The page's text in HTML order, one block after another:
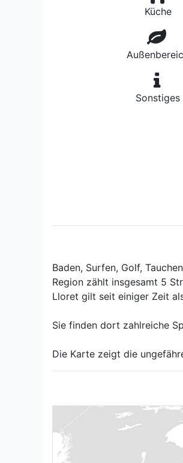
Küche
Sonstiges
Baden, Surfen, Golf,
Region zählt insgesamt 5
Lloret gilt seit einiger Zeit
Sie finden dort zahlreiche
Die Karte zeigt die